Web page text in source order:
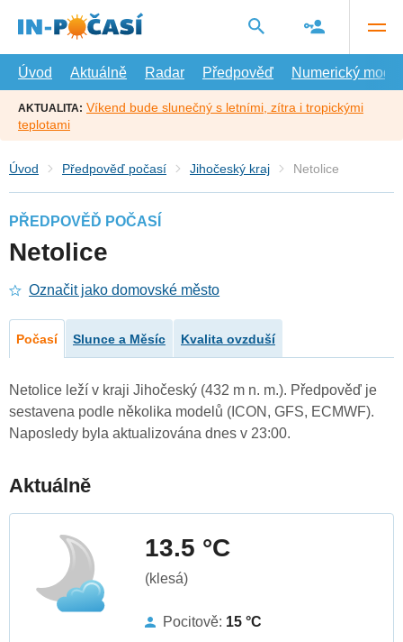
hlavní
Úvod
Aktuálně Radar Předpověď Numerický model
AKTUALITA: Víkend bude slunečný s letními, zítra i tropickými
teplotami
Úvod Předpověď počasí Jihočeský kraj Netolice
PŘEDPOVĚĎ POČASÍ
Netolice
Označit jako domovské město
Počasí Slunce a Měsíc Kvalita ovzduší
Netolice leží v kraji Jihočeský (432 m n. m.). Předpověď je
sestavena podle několika modelů (ICON, GFS, ECMWF).
Naposledy byla aktualizována dnes v 23:00.
Aktuálně
13.5 °C
(klesá)
Pocitově: 15 °C